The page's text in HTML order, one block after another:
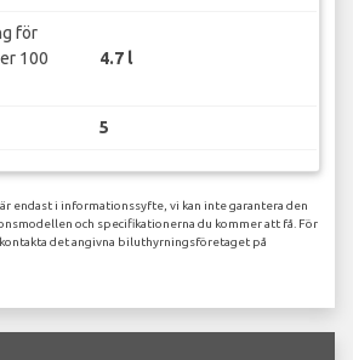
för
100
4.7 l
5
endast i informationssyfte, vi kan inte garantera den
och specifikationerna du kommer att få. För
det angivna biluthyrningsföretaget på